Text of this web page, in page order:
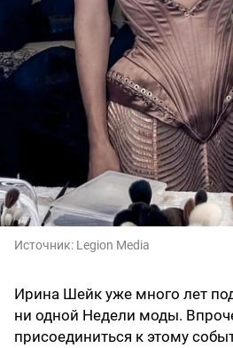
Источник: Legion Media
Ирина Шейк уже много лет
ни одной Недели моды.
присоединиться к этому